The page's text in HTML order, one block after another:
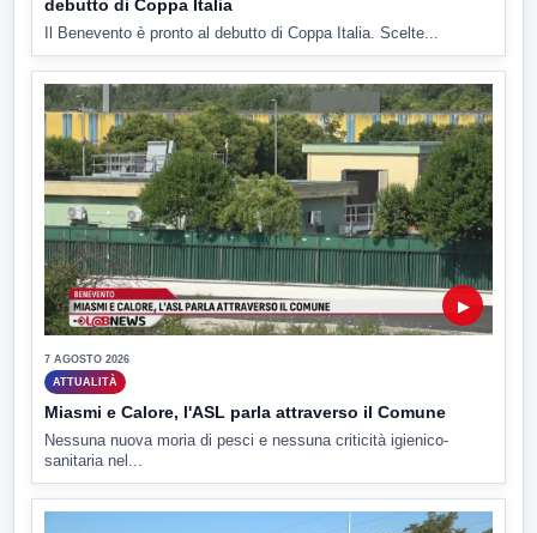
debutto di Coppa Italia
Il Benevento è pronto al debutto di Coppa Italia. Scelte...
▶
7 AGOSTO 2026
ATTUALITÀ
Miasmi e Calore, l'ASL parla attraverso il Comune
Nessuna nuova moria di pesci e nessuna criticità igienico-
sanitaria nel...